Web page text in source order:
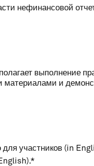
нефинансовой
выполнение
материалами и
участников (in